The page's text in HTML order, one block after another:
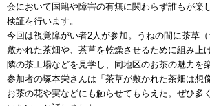
会において国籍や障害の有無に関わらず誰もが楽
検証を行います。
今回は視覚障がい者2人が参加。うねの間に茶草
敷かれた茶畑や、茶草を乾燥させるために組み上
隣の茶工場などを見学し、同地区のお茶の魅力を
参加者の塚本栄さんは「茶草が敷かれた茶畑は想
お茶の花や実などにも触らせてもらえた。ぜひ多